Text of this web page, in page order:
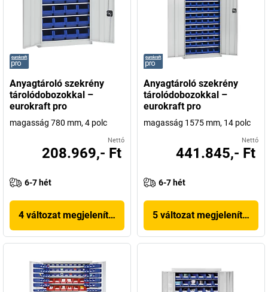
Anyagtároló szekrény
tárolódobozokkal –
eurokraft pro
magasság 780 mm, 4 polc
Nettó
208.969,- Ft
6-7 hét
4 változat megjelenítése
Anyagtároló szekrény
tárolódobozokkal –
eurokraft pro
magasság 1575 mm, 14 polc
Nettó
441.845,- Ft
6-7 hét
5 változat megjelenítése